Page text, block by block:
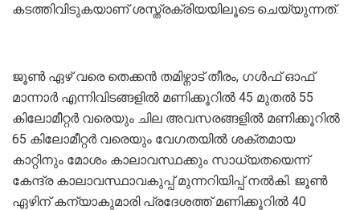
കടത്തിവിടുകയാണ് ശസ്ത്രക്രിയയിലൂടെ ചെയ്യുന്നത്.
ജൂൺ ഏഴ് വരെ തെക്കൻ തമിഴ്നാട് തീരം, ഗൾഫ് ഓഫ്
മാന്നാർ എന്നിവിടങ്ങളിൽ മണിക്കൂറിൽ 45 മുതൽ 55
കിലോമീറ്റർ വരെയും ചില അവസരങ്ങളിൽ മണിക്കൂറിൽ
65 കിലോമീറ്റർ വരെയും വേഗതയിൽ ശക്തമായ
കാറ്റിനും മോശം കാലാവസ്ഥക്കും സാധ്യതയെന്ന്
കേന്ദ്ര കാലാവസ്ഥാവകുപ്പ് മുന്നറിയിപ്പ് നൽകി. ജൂൺ
ഏഴിന് കന്യാകുമാരി പ്രദേശത്ത് മണിക്കൂറിൽ 40